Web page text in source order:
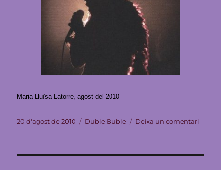
Maria Lluïsa Latorre, agost del 2010
Publicat
20 d'agost de 2010 Categories
Duble Buble Deixa un comentari